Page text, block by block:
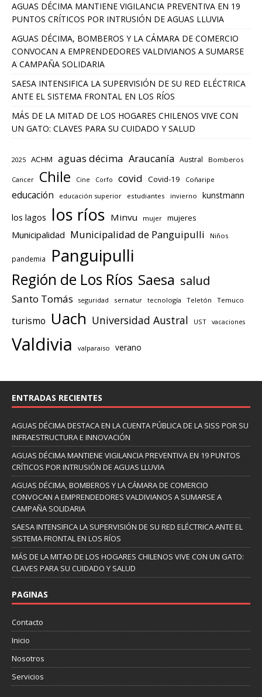
AGUAS DÉCIMA MANTIENE VIGILANCIA PREVENTIVA EN 19
PUNTOS CRÍTICOS POR INTRUSIÓN DE AGUAS LLUVIA
AGUAS DÉCIMA, BOMBEROS Y LA CÁMARA DE COMERCIO
CONVOCAN A EMPRENDEDORES VALDIVIANOS A SUMARSE
A CAMPAÑA SOLIDARIA
SAESA INTENSIFICA LA SUPERVISIÓN DE SU RED ELÉCTRICA
ANTE EL SISTEMA FRONTAL EN LOS RÍOS
MÁS DE LA MITAD DE LOS HOGARES CHILENOS VIVE CON
UN GATO: CLAVES PARA SU CUIDADO Y SALUD
2025 ACHM aguas décima Araucanía Austral Bomberos
Cancer Chile Cine Corfo covid Covid-19 Coñaripe
educación educación superior estudiantes invierno kunstmann
los lagos los ríos Minvu mujer mujeres
Municipalidad Municipalidad de Panguipulli Niños
pandemia Panguipulli
Región de Los Ríos Saesa salud
Santo Tomás seguridad sernatur tecnología Teletón Temuco
turismo Uach Universidad Austral UST vacaciones
Valdivia valparaiso verano
ENTRADAS RECIENTES
AGUAS DÉCIMA DESTACA EN LA CUENTA PÚBLICA DE LA SISS POR SU
INFRAESTRUCTURA E INNOVACIÓN
AGUAS DÉCIMA MANTIENE VIGILANCIA PREVENTIVA EN 19 PUNTOS
CRÍTICOS POR INTRUSIÓN DE AGUAS LLUVIA
AGUAS DÉCIMA, BOMBEROS Y LA CÁMARA DE COMERCIO
CONVOCAN A EMPRENDEDORES VALDIVIANOS A SUMARSE A
CAMPAÑA SOLIDARIA
SAESA INTENSIFICA LA SUPERVISIÓN DE SU RED ELÉCTRICA ANTE EL
SISTEMA FRONTAL EN LOS RÍOS
MÁS DE LA MITAD DE LOS HOGARES CHILENOS VIVE CON UN GATO:
CLAVES PARA SU CUIDADO Y SALUD
PAGINAS
Contacto
Inicio
Nosotros
Servicios